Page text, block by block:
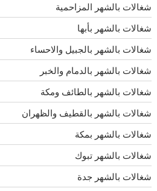
شغالات بالشهر المزاحمية
شغالات بالشهر بأبها
شغالات بالشهر بالجبيل والاحساء
شغالات بالشهر بالدمام والخبر
شغالات بالشهر بالطائف ومكة
شغالات بالشهر بالقطيف والظهران
شغالات بالشهر بمكة
شغالات بالشهر تبوك
شغالات بالشهر جدة